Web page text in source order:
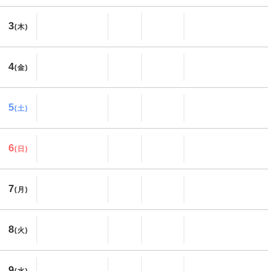
3(木)
4(金)
5(土)
6(日)
7(月)
8(火)